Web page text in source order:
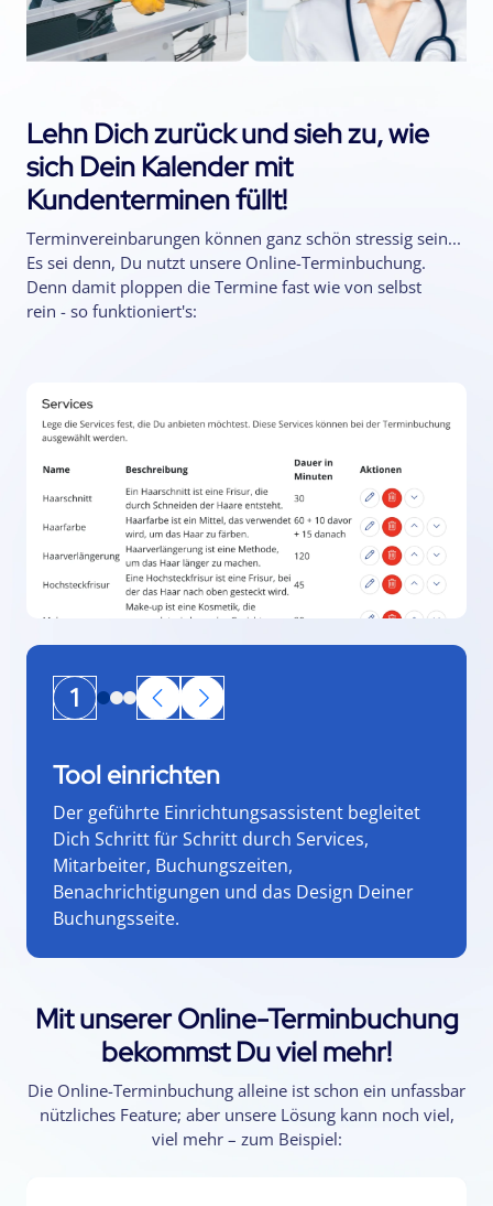
Lehn Dich zurück und sieh zu, wie
sich Dein Kalender mit
Kundenterminen füllt!
Terminvereinbarungen können ganz schön stressig sein...
Es sei denn, Du nutzt unsere Online-Terminbuchung.
Denn damit ploppen die Termine fast wie von selbst
rein - so funktioniert's:
1
Tool einrichten
Der geführte Einrichtungsassistent begleitet
Dich Schritt für Schritt durch Services,
Mitarbeiter, Buchungszeiten,
Benachrichtigungen und das Design Deiner
Buchungsseite.
Mit unserer Online-Terminbuchung
bekommst Du viel mehr!
Die Online-Terminbuchung alleine ist schon ein unfassbar
nützliches Feature; aber unsere Lösung kann noch viel,
viel mehr – zum Beispiel: